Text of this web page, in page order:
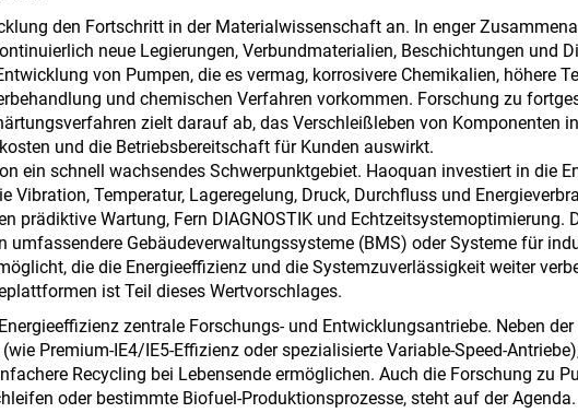
den Fortschritt in der Materialwissenschaft an. In enger
neue Legierungen, Verbundmaterialien, Beschichtungen und
von Pumpen, die es vermag, korrosivere Chemikalien, höhere
und chemischen Verfahren vorkommen. Forschung zu
zielt darauf ab, das Verschleißleben von Komponenten
und die Betriebsbereitschaft für Kunden auswirkt.
ein schnell wachsendes Schwerpunktgebiet. Haoquan investiert in die
Vibration, Temperatur, Lageregelung, Druck, Durchfluss und
prädiktive Wartung, Fern DIAGNOSTIK und
umfassendere Gebäudeverwaltungssysteme (BMS) oder Systeme für
die die Energieeffizienz und die Systemzuverlässigkeit weiter
ist Teil dieses Wertvorschlages.
zentrale Forschungs- und Entwicklungsantriebe. Neben
Premium-IE4/IE5-Effizienz oder spezialisierte Variable-Speed-
Recycling bei Lebensende ermöglichen. Auch die Forschung zu
oder bestimmte Biofuel-Produktionsprozesse, steht auf der Agenda.